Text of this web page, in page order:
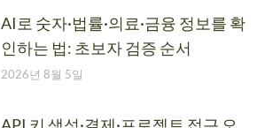
AI로 숫자·법률·의료·금융 정보를 확
인하는 법: 초보자 검증 순서
2026년 8월 5일